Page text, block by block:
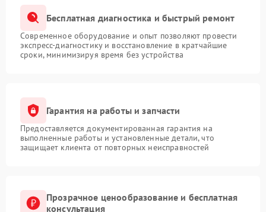
Бесплатная диагностика и быстрый ремонт
Современное оборудование и опыт позволяют провести
экспресс-диагностику и восстановление в кратчайшие
сроки, минимизируя время без устройства
Гарантия на работы и запчасти
Предоставляется документированная гарантия на
выполненные работы и установленные детали, что
защищает клиента от повторных неисправностей
Прозрачное ценообразование и бесплатная
консультация